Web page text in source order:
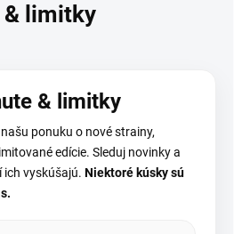
& limitky
& limitky
ponuku o nové strainy,
edície. Sleduj novinky a
ich vyskúšajú. Niektoré kúsky sú